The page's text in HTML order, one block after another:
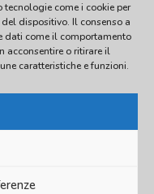
come i cookie per
dispositivo. Il consenso a
dati come il comportamento
acconsentire o ritirare il
caratteristiche e funzioni.
97539810016 - Tel.